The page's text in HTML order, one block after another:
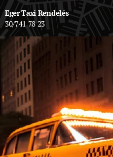
Eger Taxi Rendelés
30/741 78 23